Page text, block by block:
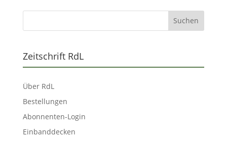
Zeitschrift RdL
Über RdL
Bestellungen
Abonnenten-Login
Einbanddecken